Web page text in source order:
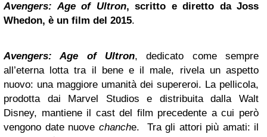
Avengers: Age of Ultron, scritto e diretto da Joss
Whedon, è un film del 2015.
Avengers: Age of Ultron, dedicato come sempre
all’eterna lotta tra il bene e il male, rivela un aspetto
nuovo: una maggiore umanità dei supereroi. La pellicola,
prodotta dai Marvel Studios e distribuita dalla Walt
Disney, mantiene il cast del film precedente a cui però
vengono date nuove chanche. Tra gli attori più amati: il